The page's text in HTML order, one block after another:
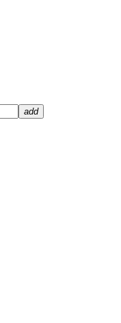
add